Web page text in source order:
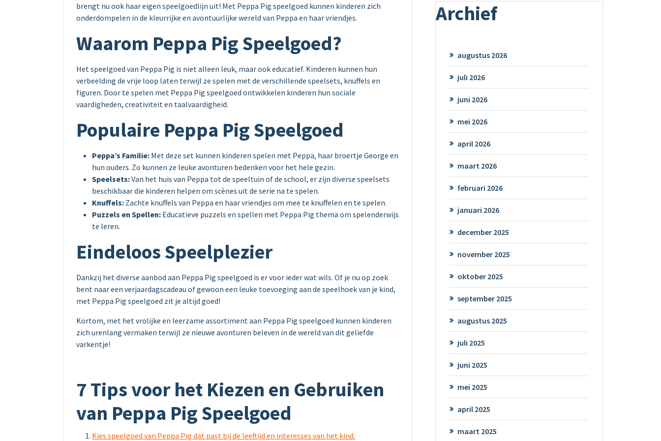
brengt nu ook haar eigen speelgoedlijn uit! Met Peppa Pig speelgoed kunnen kinderen zich
onderdompelen in de kleurrijke en avontuurlijke wereld van Peppa en haar vriendjes.
Waarom Peppa Pig Speelgoed?
Het speelgoed van Peppa Pig is niet alleen leuk, maar ook educatief. Kinderen kunnen hun
verbeelding de vrije loop laten terwijl ze spelen met de verschillende speelsets, knuffels en
figuren. Door te spelen met Peppa Pig speelgoed ontwikkelen kinderen hun sociale
vaardigheden, creativiteit en taalvaardigheid.
Populaire Peppa Pig Speelgoed
Peppa’s Familie: Met deze set kunnen kinderen spelen met Peppa, haar broertje George en
hun ouders. Zo kunnen ze leuke avonturen bedenken voor het hele gezin.
Speelsets:Van het huis van Peppa tot de speeltuin of de school, er zijn diverse speelsets
beschikbaar die kinderen helpen om scènes uit de serie na te spelen.
Knuffels: Zachte knuffels van Peppa en haar vriendjes om mee te knuffelen en te spelen.
Puzzels en Spellen: Educatieve puzzels en spellen met Peppa Pig thema om spelenderwijs
te leren.
Eindeloos Speelplezier
Dankzij het diverse aanbod aan Peppa Pig speelgoed is er voor ieder wat wils. Of je nu op zoek
bent naar een verjaardagscadeau of gewoon een leuke toevoeging aan de speelhoek van je kind,
met Peppa Pig speelgoed zit je altijd goed!
Kortom, met het vrolijke en leerzame assortiment aan Peppa Pig speelgoed kunnen kinderen
zich urenlang vermaken terwijl ze nieuwe avonturen beleven in de wereld van dit geliefde
varkentje!
7 Tips voor het Kiezen en Gebruiken
van Peppa Pig Speelgoed
Kies speelgoed van Peppa Pig dat past bij de leeftijd en interesses van het kind.
Archief
augustus 2026
juli 2026
juni 2026
mei 2026
april 2026
maart 2026
februari 2026
januari 2026
december 2025
november 2025
oktober 2025
september 2025
augustus 2025
juli 2025
juni 2025
mei 2025
april 2025
maart 2025